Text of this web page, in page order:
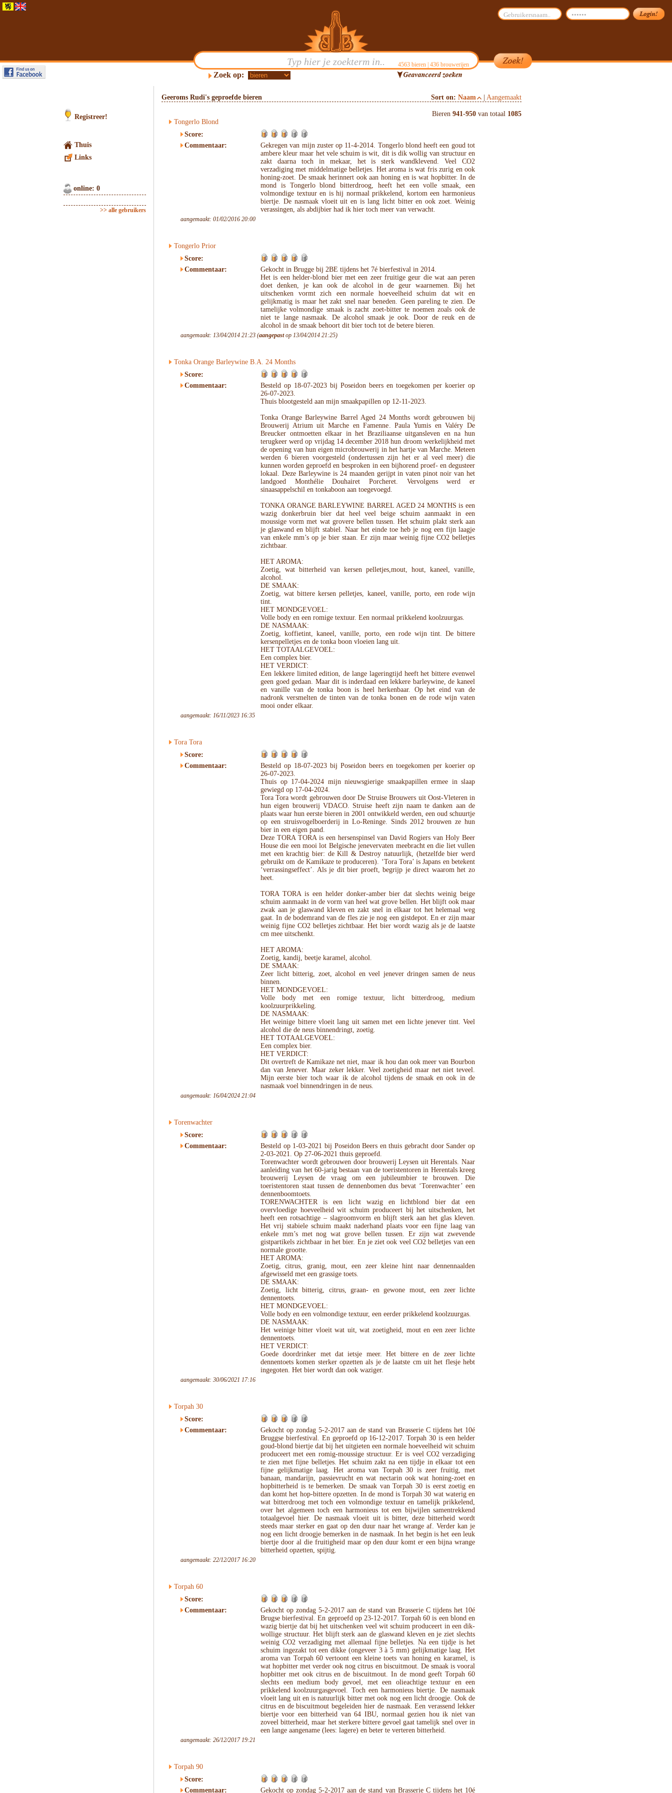
4563bieren | 436brouwerijen
Zoek op:
Registreer!
Thuis
Links
online: 0
>> alle gebruikers
Geeroms Rudi's geproefde bieren Sort on: Naam Aangemaakt
Bieren 941-950 van totaal 1085
Tongerlo Blond
Score:
Commentaar:
Gekregen van mijn zuster op 11-4-2014. Tongerlo blond heeft een goud tot
ambere kleur maar het vele schuim is wit, dit is dik wollig van structuur en
zakt daarna toch in mekaar, het is sterk wandklevend. Veel CO2
verzadiging met middelmatige belletjes. Het aroma is wat fris zurig en ook
honing-zoet. De smaak herinnert ook aan honing en is wat hopbitter. In de
mond is Tongerlo blond bitterdroog, heeft het een volle smaak, een
volmondige textuur en is hij normaal prikkelend, kortom een harmonieus
biertje. De nasmaak vloeit uit en is lang licht bitter en ook zoet. Weinig
verassingen, als abdijbier had ik hier toch meer van verwacht.
aangemaakt: 01/02/2016 20:00
Tongerlo Prior
Score:
Commentaar:
Gekocht in Brugge bij 2BE tijdens het 7é bierfestival in 2014.
Het is een helder-blond bier met een zeer fruitige geur die wat aan peren
doet denken, je kan ook de alcohol in de geur waarnemen. Bij het
uitschenken vormt zich een normale hoeveelheid schuim dat wit en
gelijkmatig is maar het zakt snel naar beneden. Geen pareling te zien. De
tamelijke volmondige smaak is zacht zoet-bitter te noemen zoals ook de
niet te lange nasmaak. De alcohol smaak je ook. Door de reuk en de
alcohol in de smaak behoort dit bier toch tot de betere bieren.
aangemaakt: 13/04/2014 21:23 (aangepastop 13/04/2014 21:25)
Tonka Orange Barleywine B.A. 24 Months
Score:
Commentaar:
Besteld op 18-07-2023 bij Poseidon beers en toegekomen per koerier op
26-07-2023.
Thuis blootgesteld aan mijn smaakpapillen op 12-11-2023.
Tonka Orange Barleywine Barrel Aged 24 Months wordt gebrouwen bij
Brouwerij Atrium uit Marche en Famenne. Paula Yumis en Valéry De
Breucker ontmoetten elkaar in het Braziliaanse uitgansleven en na hun
terugkeer werd op vrijdag 14 december 2018 hun droom werkelijkheid met
de opening van hun eigen microbrouwerij in het hartje van Marche. Meteen
werden 6 bieren voorgesteld (ondertussen zijn het er al veel meer) die
kunnen worden geproefd en besproken in een bijhorend proef- en degusteer
lokaal. Deze Barleywine is 24 maanden gerijpt in vaten pinot noir van het
landgoed Monthélie Douhairet Porcheret. Vervolgens werd er
sinaasappelschil en tonkaboon aan toegevoegd.
TONKA ORANGE BARLEYWINE BARREL AGED 24 MONTHS is een
wazig donkerbruin bier dat heel veel beige schuim aanmaakt in een
moussige vorm met wat grovere bellen tussen. Het schuim plakt sterk aan
je glaswand en blijft stabiel. Naar het einde toe heb je nog een fijn laagje
van enkele mm’s op je bier staan. Er zijn maar weinig fijne CO2 belletjes
zichtbaar.
HET AROMA:
Zoetig, wat bitterheid van kersen pelletjes,mout, hout, kaneel, vanille,
alcohol.
DE SMAAK:
Zoetig, wat bittere kersen pelletjes, kaneel, vanille, porto, een rode wijn
tint.
HET MONDGEVOEL:
Volle body en een romige textuur. Een normaal prikkelend koolzuurgas.
DE NASMAAK:
Zoetig, koffietint, kaneel, vanille, porto, een rode wijn tint. De bittere
kersenpelletjes en de tonka boon vloeien lang uit.
HET TOTAALGEVOEL:
Een complex bier.
HET VERDICT:
Een lekkere limited edition, de lange lageringtijd heeft het bittere evenwel
geen goed gedaan. Maar dit is inderdaad een lekkere barleywine, de kaneel
en vanille van de tonka boon is heel herkenbaar. Op het eind van de
nadronk versmelten de tinten van de tonka bonen en de rode wijn vaten
mooi onder elkaar.
aangemaakt: 16/11/2023 16:35
Tora Tora
Score:
Commentaar:
Besteld op 18-07-2023 bij Poseidon beers en toegekomen per koerier op
26-07-2023.
Thuis op 17-04-2024 mijn nieuwsgierige smaakpapillen ermee in slaap
gewiegd op 17-04-2024.
Tora Tora wordt gebrouwen door De Struise Brouwers uit Oost-Vleteren in
hun eigen brouwerij VDACO. Struise heeft zijn naam te danken aan de
plaats waar hun eerste bieren in 2001 ontwikkeld werden, een oud schuurtje
op een struisvogelboerderij in Lo-Reninge. Sinds 2012 brouwen ze hun
bier in een eigen pand.
Deze TORA TORA is een hersenspinsel van David Rogiers van Holy Beer
House die een mooi lot Belgische jenevervaten meebracht en die liet vullen
met een krachtig bier: de Kill & Destroy natuurlijk, (hetzelfde bier werd
gebruikt om de Kamikaze te produceren). ‘Tora Tora’ is Japans en betekent
‘verrassingseffect’. Als je dit bier proeft, begrijp je direct waarom het zo
heet.
TORA TORA is een helder donker-amber bier dat slechts weinig beige
schuim aanmaakt in de vorm van heel wat grove bellen. Het blijft ook maar
zwak aan je glaswand kleven en zakt snel in elkaar tot het helemaal weg
gaat. In de bodemrand van de fles zie je nog een gistdepot. En er zijn maar
weinig fijne CO2 belletjes zichtbaar. Het bier wordt wazig als je de laatste
cm mee uitschenkt.
HET AROMA:
Zoetig, kandij, beetje karamel, alcohol.
DE SMAAK:
Zeer licht bitterig, zoet, alcohol en veel jenever dringen samen de neus
binnen.
HET MONDGEVOEL:
Volle body met een romige textuur, licht bitterdroog, medium
koolzuurprikkeling.
DE NASMAAK:
Het weinige bittere vloeit lang uit samen met een lichte jenever tint. Veel
alcohol die de neus binnendringt, zoetig.
HET TOTAALGEVOEL:
Een complex bier.
HET VERDICT:
Dit overtreft de Kamikaze net niet, maar ik hou dan ook meer van Bourbon
dan van Jenever. Maar zeker lekker. Veel zoetigheid maar net niet teveel.
Mijn eerste bier toch waar ik de alcohol tijdens de smaak en ook in de
nasmaak voel binnendringen in de neus.
aangemaakt: 16/04/2024 21:04
Torenwachter
Score:
Commentaar:
Besteld op 1-03-2021 bij Poseidon Beers en thuis gebracht door Sander op
2-03-2021. Op 27-06-2021 thuis geproefd.
Torenwachter wordt gebrouwen door brouwerij Leysen uit Herentals. Naar
aanleiding van het 60-jarig bestaan van de toeristentoren in Herentals kreeg
brouwerij Leysen de vraag om een jubileumbier te brouwen. Die
toeristentoren staat tussen de dennenbomen dus bevat ‘Torenwachter’ een
dennenboomtoets.
TORENWACHTER is een licht wazig en lichtblond bier dat een
overvloedige hoeveelheid wit schuim produceert bij het uitschenken, het
heeft een rotsachtige – slagroomvorm en blijft sterk aan het glas kleven.
Het vrij stabiele schuim maakt naderhand plaats voor een fijne laag van
enkele mm’s met nog wat grove bellen tussen. Er zijn wat zwevende
gistpartikels zichtbaar in het bier. En je ziet ook veel CO2 belletjes van een
normale grootte.
HET AROMA:
Zoetig, citrus, granig, mout, een zeer kleine hint naar dennennaalden
afgewisseld met een grassige toets.
DE SMAAK:
Zoetig, licht bitterig, citrus, graan- en gewone mout, een zeer lichte
dennentoets.
HET MONDGEVOEL:
Volle body en een volmondige textuur, een eerder prikkelend koolzuurgas.
DE NASMAAK:
Het weinige bitter vloeit wat uit, wat zoetigheid, mout en een zeer lichte
dennentoets.
HET VERDICT:
Goede doordrinker met dat ietsje meer. Het bittere en de zeer lichte
dennentoets komen sterker opzetten als je de laatste cm uit het flesje hebt
ingegoten. Het bier wordt dan ook waziger.
aangemaakt: 30/06/2021 17:16
Torpah 30
Score:
Commentaar:
Gekocht op zondag 5-2-2017 aan de stand van Brasserie C tijdens het 10é
Bruggse bierfestival. En geproefd op 16-12-2017. Torpah 30 is een helder
goud-blond biertje dat bij het uitgieten een normale hoeveelheid wit schuim
produceert met een romig-moussige structuur. Er is veel CO2 verzadiging
te zien met fijne belletjes. Het schuim zakt na een tijdje in elkaar tot een
fijne gelijkmatige laag. Het aroma van Torpah 30 is zeer fruitig, met
banaan, mandarijn, passievrucht en wat nectarin ook wat honing-zoet en
hopbitterheid is te bemerken. De smaak van Torpah 30 is eerst zoetig en
dan komt het hop-bittere opzetten. In de mond is Torpah 30 wat waterig en
wat bitterdroog met toch een volmondige textuur en tamelijk prikkelend,
over het algemeen toch een harmonieus tot een bijwijlen samentrekkend
totaalgevoel hier. De nasmaak vloeit uit is bitter, deze bitterheid wordt
steeds maar sterker en gaat op den duur naar het wrange af. Verder kan je
nog een licht droogje bemerken in de nasmaak. In het begin is het een leuk
biertje door al die fruitigheid maar op den duur komt er een bijna wrange
bitterheid opzetten, spijtig.
aangemaakt: 22/12/2017 16:20
Torpah 60
Score:
Commentaar:
Gekocht op zondag 5-2-2017 aan de stand van Brasserie C tijdens het 10é
Brugse bierfestival. En geproefd op 23-12-2017. Torpah 60 is een blond en
wazig biertje dat bij het uitschenken veel wit schuim produceert in een dik-
wollige structuur. Het blijft sterk aan de glaswand kleven en je ziet slechts
weinig CO2 verzadiging met allemaal fijne belletjes. Na een tijdje is het
schuim ingezakt tot een dikke (ongeveer 3 à 5 mm) gelijkmatige laag. Het
aroma van Torpah 60 vertoont een kleine toets van honing en karamel, is
wat hopbitter met verder ook nog citrus en biscuitmout. De smaak is vooral
hopbitter met ook citrus en de biscuitmout. In de mond geeft Torpah 60
slechts een medium body gevoel, met een olieachtige textuur en een
prikkelend koolzuurgasgevoel. Toch een harmonieus biertje. De nasmaak
vloeit lang uit en is natuurlijk bitter met ook nog een licht droogje. Ook de
citrus en de biscuitmout begeleiden hier de nasmaak. Een verassend lekker
biertje voor een bitterheid van 64 IBU, normaal gezien hou ik niet van
zoveel bitterheid, maar het sterkere bittere gevoel gaat tamelijk snel over in
een lange aangename (lees: lagere) en beter te verteren bitterheid.
aangemaakt: 26/12/2017 19:21
Torpah 90
Score:
Commentaar:
Gekocht op zondag 5-2-2017 aan de stand van Brasserie C tijdens het 10é